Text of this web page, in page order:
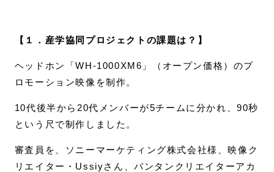
【１．産学協同プロジェクトの課題は？】
ヘッドホン「WH-1000XM6」（オープン価格）のプ
ロモーション映像を制作。
10代後半から20代メンバーが5チームに分かれ、90秒
という尺で制作しました。
審査員を、ソニーマーケティング株式会社様、映像ク
リエイター・Ussiyさん、バンタンクリエイターアカ